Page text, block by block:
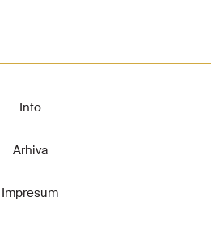
Info
Arhiva
Impresum